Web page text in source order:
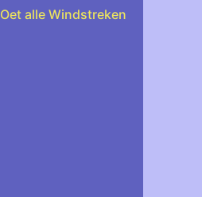
Oet alle Windstreken